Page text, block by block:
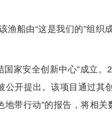
船由“这是我们的”组织
家安全创新中心”成立。
开提出。该项目通过其
带行动”的报告，将相关